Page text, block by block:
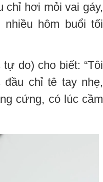
chỉ hơi mỏi vai gáy,
hôm buổi tối
do) cho biết: “Tôi
đầu chỉ tê tay nhẹ,
cứng, có lúc cầm